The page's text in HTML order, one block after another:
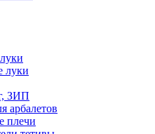
луки
ЗИП
арбалетов
плечи